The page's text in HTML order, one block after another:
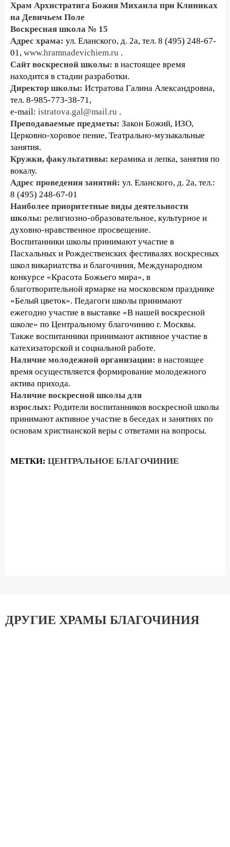
Храм Архистратига Божия Михаила при Клиниках
на Девичьем Поле
Воскресная школа № 15
Адрес храма: ул. Еланского, д. 2а, тел. 8 (495) 248-67-
01, www.hramnadevichiem.ru .
Сайтвоскресной школы: в настоящее время
находится в стадии разработки.
Директор школы: Истратова Галина Александровна,
тел. 8-985-773-38-71,
e-mail: istratova.gal@mail.ru .
Преподаваемые предметы: Закон Божий, ИЗО,
Церковно-хоровое пение, Театрально-музыкальные
занятия.
Кружки, факультативы: керамика и лепка, занятия по
вокалу.
Адрес проведения занятий: ул. Еланского, д. 2а, тел.:
8 (495) 248-67-01
Наиболее приоритетные виды деятельности
школы: религиозно-образовательное, культурное и
духовно-нравственное просвещение.
Воспитанники школы принимают участие в
Пасхальных и Рождественских фестивалях воскресных
школ викариатства и благочиния, Международном
конкурсе «Красота Божьего мира», в
благотворительной ярмарке на московском празднике
«Белый цветок». Педагоги школы принимают
ежегодно участие в выставке «В нашей воскресной
школе» по Центральному благочинию г. Москвы.
Также воспитанники принимают активное участие в
катехизаторской и социальной работе.
Наличие молодежной организации: в настоящее
время осуществляется формирование молодежного
актива прихода.
Наличие воскресной школы для
взрослых: Родители воспитанников воскресной школы
принимают активное участие в беседах и занятиях по
основам христианской веры с ответами на вопросы.
МЕТКИ: ЦЕНТРАЛЬНОЕ БЛАГОЧИНИЕ
ДРУГИЕ ХРАМЫ БЛАГОЧИНИЯ